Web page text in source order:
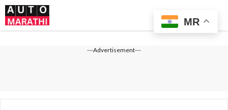
Skip
to
content
---Advertisement---
MR